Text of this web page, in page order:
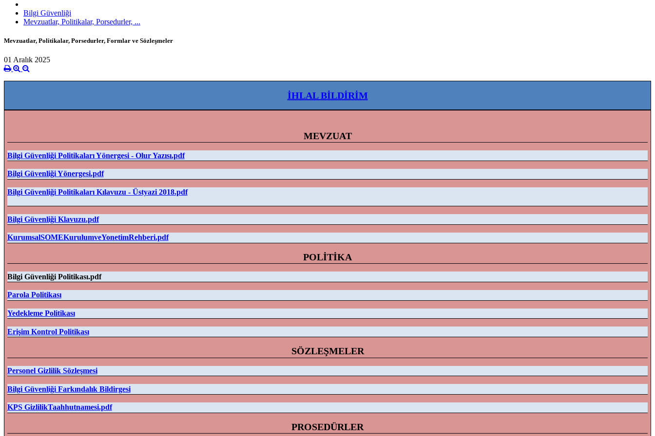
Bilgi Güvenliği
Mevzuatlar, Politikalar, Porsedurler, ...
Mevzuatlar, Politikalar, Porsedurler, Formlar ve Sözleşmeler
01 Aralık 2025
İHLAL BİLDİRİM
MEVZUAT
Bilgi Güvenliği Politikaları Yönergesi - Olur Yazısı.pdf
Bilgi Güvenliği Yönergesi.pdf
Bilgi Güvenliği Politikaları Kılavuzu - Üstyazi 2018.pdf
Bilgi Güvenliği Klavuzu.pdf
KurumsalSOMEKurulumveYonetimRehberi.pdf
POLİTİKA
Bilgi Güvenliği Politikası.pdf
Parola Politikası
Yedekleme Politikası
Erişim Kontrol Politikası
SÖZLEŞMELER
Personel Gizlilik Sözleşmesi
Bilgi Güvenliği Farkındalık Bildirgesi
KPS GizlilikTaahhutnamesi.pdf
PROSEDÜRLER